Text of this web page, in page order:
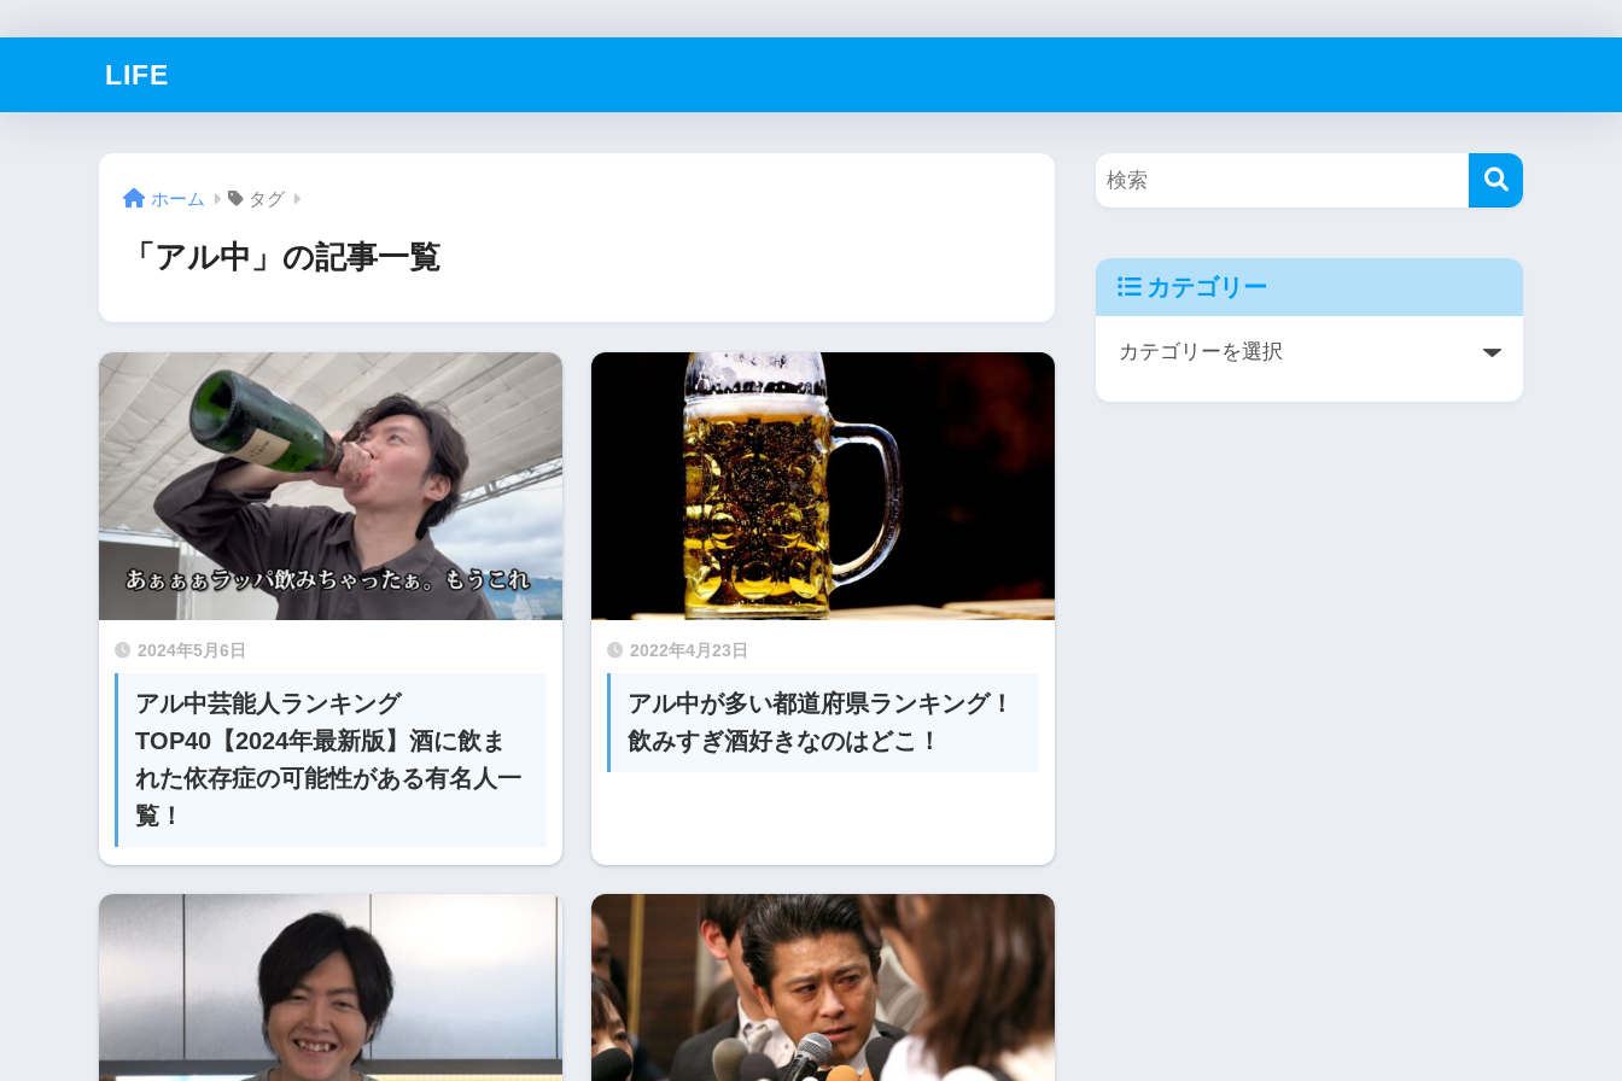
LIFE
ホーム タグ
「アル中」の記事一覧
2024年5月6日
アル中芸能人ランキング
TOP40【2024年最新版】酒に飲ま
れた依存症の可能性がある有名人一
覧！
2022年4月23日
アル中が多い都道府県ランキング！
飲みすぎ酒好きなのはどこ！
カテゴリー